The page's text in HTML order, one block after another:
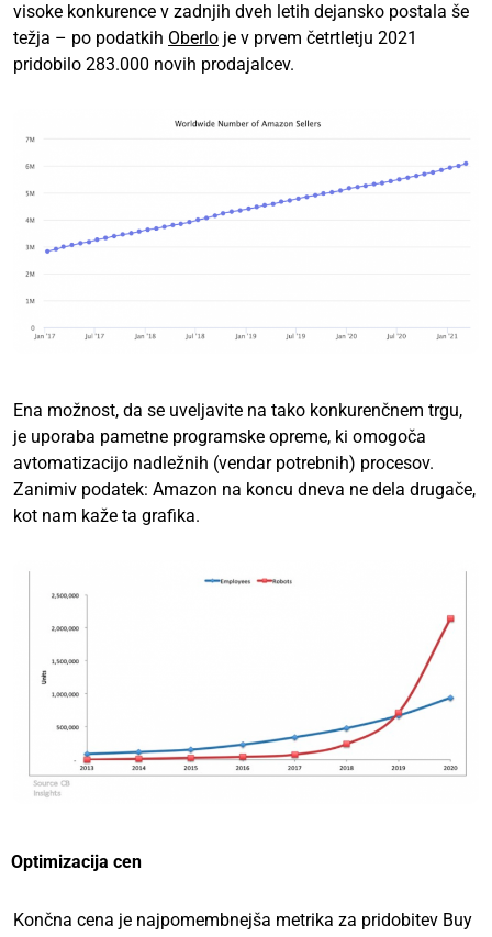
visoke konkurence v zadnjih dveh letih dejansko postala še
težja – po podatkih Oberlo je v prvem četrtletju 2021
pridobilo 283.000 novih prodajalcev.
Ena možnost, da se uveljavite na tako konkurenčnem trgu,
je uporaba pametne programske opreme, ki omogoča
avtomatizacijo nadležnih (vendar potrebnih) procesov.
Zanimiv podatek: Amazon na koncu dneva ne dela drugače,
kot nam kaže ta grafika.
Optimizacija cen
Končna cena je najpomembnejša metrika za pridobitev Buy